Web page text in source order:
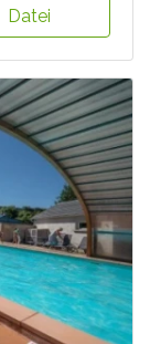
Datei